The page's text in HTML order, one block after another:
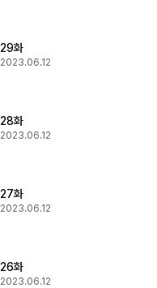
29화
2023.06.12
28화
2023.06.12
27화
2023.06.12
26화
2023.06.12